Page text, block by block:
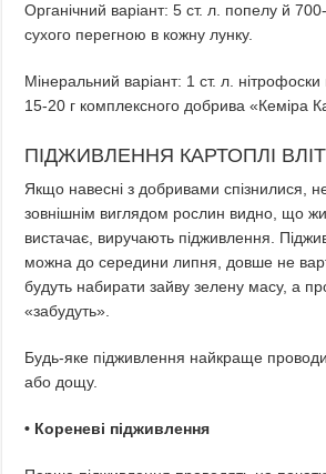
Органічний варіант: 5 ст. л. попелу й
сухого перегною в кожну лунку.
Мінеральний варіант: 1 ст. л.
15-20 г комплексного добрива «Кеміра
ПІДЖИВЛЕННЯ КАРТОПЛІ
Якщо навесні з добривами спізнилися,
зовнішнім виглядом рослин видно, що
вистачає, виручають підживлення.
можна до середини липня, довше не
будуть набирати зайву зелену масу, а
«забудуть».
Будь-яке підживлення найкраще
або дощу.
• Кореневі підживлення